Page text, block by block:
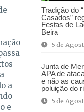
Tradição do
Casados”
Festas de
Beira
5 de
Junta de
APA de
e não as
poluição do
5 de
a
e